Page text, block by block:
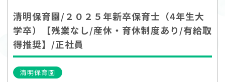
清明保育園/２０２５年新卒保育士（4年生大
学卒）【残業なし/産休・育休制度あり/有給取
得推奨】/正社員
清明保育園